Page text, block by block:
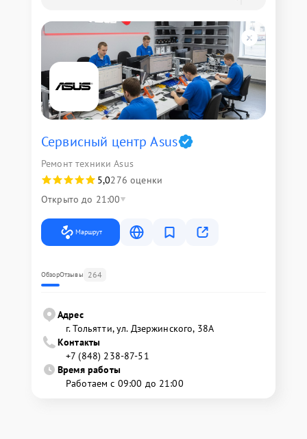
Сервисный центр Asus
Ремонт техники Asus
5,0276 оценки
Открыто до 21:00
Маршрут
ОбзорОтзывы 264
Адрес
г. Тольятти, ул. Дзержинского, 38А
Контакты
+7 (848) 238-87-51
Время работы
Работаем с 09:00 до 21:00